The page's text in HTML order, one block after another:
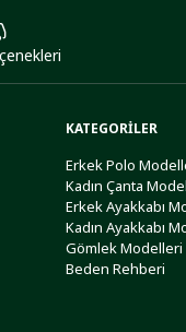
KATEGORİLER
Erkek Polo
Kadın Çanta
Erkek Ayakkabı
Kadın Ayakkabı
Gömlek Modelleri
Beden Rehberi